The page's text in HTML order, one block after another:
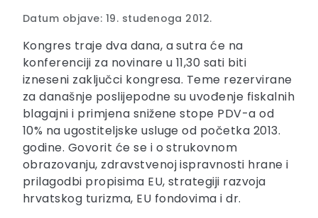
Datum objave: 19. studenoga 2012.
Kongres traje dva dana, a sutra će na
konferenciji za novinare u 11,30 sati biti
izneseni zaključci kongresa. Teme rezervirane
za današnje poslijepodne su uvođenje fiskalnih
blagajni i primjena snižene stope PDV-a od
10% na ugostiteljske usluge od početka 2013.
godine. Govorit će se i o strukovnom
obrazovanju, zdravstvenoj ispravnosti hrane i
prilagodbi propisima EU, strategiji razvoja
hrvatskog turizma, EU fondovima i dr.